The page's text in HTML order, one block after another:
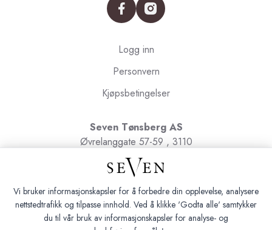
facebookinstagram
Logg inn
Personvern
Kjøpsbetingelser
Seven Tønsberg AS
Øvrelanggate 57-59 , 3110
Tønsberg
Org.nr. 991091580
Vi bruker informasjonskapsler for å forbedre din opplevelse, analysere
nettstedtrafikk og tilpasse innhold. Ved å klikke 'Godta alle' samtykker
du til vår bruk av informasjonskapsler for analyse- og